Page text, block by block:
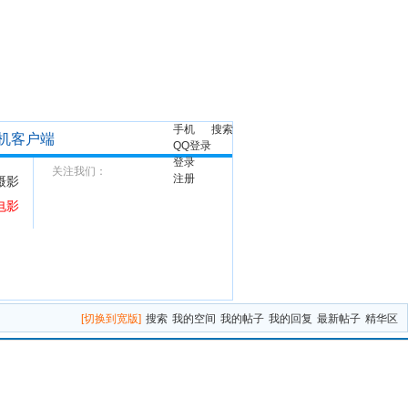
搜索
手机
QQ登录
登录
注册
客户端
关注我们：
影
影
[切换到宽版] 搜索 我的空间 我的帖子 我的回复 最新帖子 精华区